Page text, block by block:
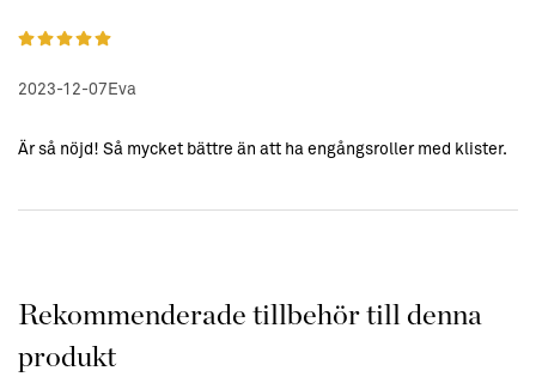
2023-12-07 Eva
Är så nöjd! Så mycket bättre än att ha engångsroller med klister.
Rekommenderade tillbehör till denna
produkt